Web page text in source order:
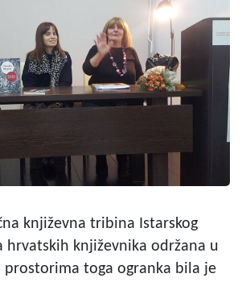
književna tribina Istarskog
hrvatskih književnika održana u
prostorima toga ogranka bila je